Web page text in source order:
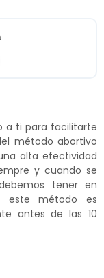
a ti para facilitarte
método abortivo
alta efectividad
y cuando se
tener en
este método es
antes de las 10